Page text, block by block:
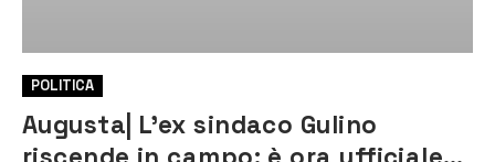
POLITICA
Augusta| L’ex sindaco Gulino